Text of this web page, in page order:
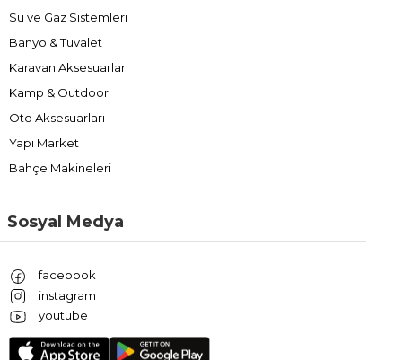
Su ve Gaz Sistemleri
Banyo & Tuvalet
Karavan Aksesuarları
Kamp & Outdoor
Oto Aksesuarları
Yapı Market
Bahçe Makineleri
Sosyal Medya
facebook
instagram
youtube